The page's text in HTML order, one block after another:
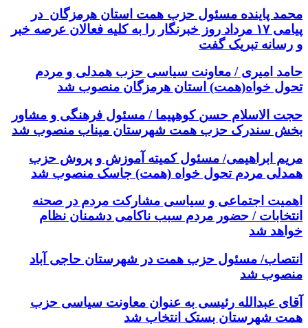
محمد پاینده مسئول حزب همت استان هرمزگان در
پیامی ۱۷ مرداد روز خبرنگار را به کلیه فعالان عرصه خبر
و رسانه تبریک گفت
حامد امیری / معاونت سیاسی حزب همدلی و مردم
تحول خواه(همت) استان هرمزگان منصوب شد
حجت الاسلام حسن کوهپیما / مسئول فرهنگی و مشاور
بخش سندرک حزب همت شهرستان میناب منصوب شد
مریم ابراهیمی/ مسئول کمیته آموزش و پروش حزب
همدلی مردم تحول خواه (همت) جاسک منصوب شد
اهمیت اجتماعی و سیاسی مشارکت مردم در صحنه
انتخابات / حضور مردم سبب ناکامی دشمنان نظام
خواهد شد
انتصاب/ مسئول حزب همت در شهرستان حاجی آباد
منصوب شد
آقای عبدالله رئیسی به عنوان معاونت سیاسی حزب
همت شهرستان بستک انتخاب شد